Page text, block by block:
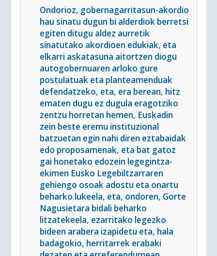
Ondorioz, gobernagarritasun-akordio
hau sinatu dugun bi alderdiok berretsi
egiten ditugu aldez aurretik
sinatutako akordioen edukiak, eta
elkarri askatasuna aitortzen diogu
autogobernuaren arloko gure
postulatuak eta planteamenduak
defendatzeko, eta, era berean, hitz
ematen dugu ez dugula eragotziko
zentzu horretan hemen, Euskadin
zein beste eremu instituzional
batzuetan egin nahi diren eztabaidak
edo proposamenak, eta bat gatoz
gai honetako edozein legegintza-
ekimen Eusko Legebiltzarraren
gehiengo osoak adostu eta onartu
beharko lukeela, eta, ondoren, Gorte
Nagusietara bidali beharko
litzatekeela, ezarritako legezko
bideen arabera izapidetu eta, hala
badagokio, herritarrek erabaki